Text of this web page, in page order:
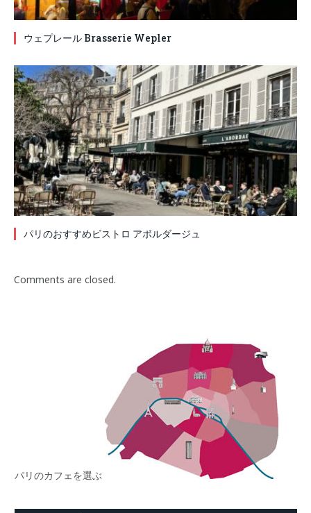
ウェプレール Brasserie Wepler
パリのおすすめビストロ アボルダージュ
Comments are closed.
パリのカフェを選ぶ